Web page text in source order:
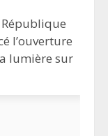
l’ouverture
lumière sur